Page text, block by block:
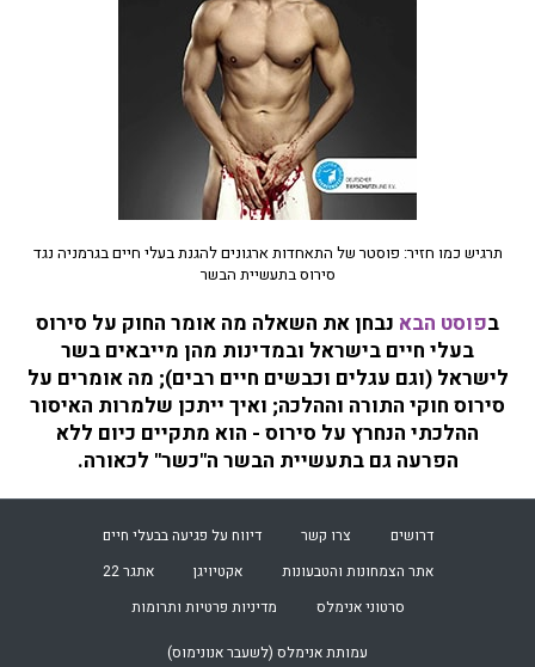
תרגיש כמו חזיר: פוסטר של התאחדות ארגונים להגנת בעלי חיים בגרמניה נגד
סירוס בתעשיית הבשר
בפוסט הבא נבחן את השאלה מה אומר החוק על סירוס
בעלי חיים בישראל ובמדינות מהן מייבאים בשר
לישראל (וגם עגלים וכבשים חיים רבים); מה אומרים על
סירוס חוקי התורה וההלכה; ואיך ייתכן שלמרות האיסור
ההלכתי הנחרץ על סירוס - הוא מתקיים כיום ללא
הפרעה גם בתעשיית הבשר ה"כשר" לכאורה.
דרושים צרו קשר
דיווח על פגיעה בבעלי חיים
אתר הצמחונות והטבעונות
אקטיויגן
אתגר 22
סרטוני אנימלס
מדיניות פרטיות ותרומות
עמותתאנימלס (לשעבר אנונימוס)